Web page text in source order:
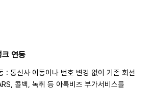
연동
: 통신사 이동이나 번호 변경 없이 기존 회선
콜백, 녹취 등 아톡비즈 부가서비스를